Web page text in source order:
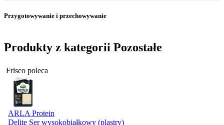
Przygotowywanie i przechowywanie
Produkty z kategorii Pozostałe
Frisco poleca
ARLA Protein
Delite Ser wysokobiałkowy (plastry)